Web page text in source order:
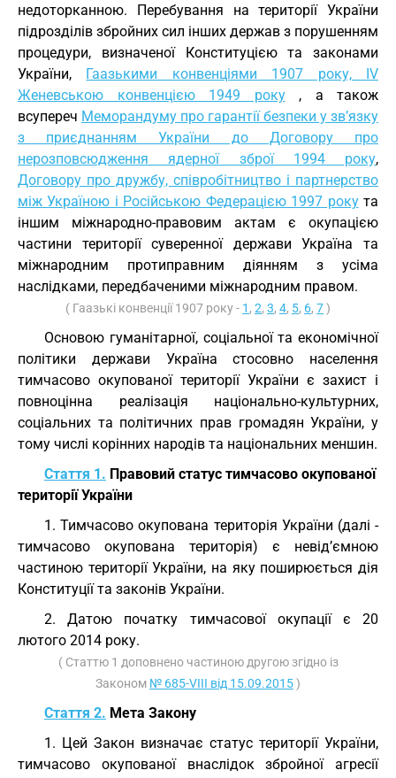
недоторканною. Перебування на території України
підрозділів збройних сил інших держав з порушенням
процедури, визначеної Конституцією та законами
України, Гаазькими конвенціями 1907 року, IV
Женевською конвенцією 1949 року, а також
всупереч Меморандуму про гарантії безпеки у зв’язку
з приєднанням України до Договору про
нерозповсюдження ядерної зброї 1994 року,
Договору про дружбу, співробітництво і партнерство
між Україною і Російською Федерацією 1997 рокута
іншим міжнародно-правовим актам є окупацією
частини території суверенної держави Україна та
міжнародним протиправним діянням з усіма
наслідками, передбаченими міжнародним правом.
( Гаазькі конвенції 1907 року - 1 , 2, 3, 4, 5, 6, 7)
Основою гуманітарної, соціальної та економічної
політики держави Україна стосовно населення
тимчасово окупованої території України є захист і
повноцінна реалізація національно-культурних,
соціальних та політичних прав громадян України, у
тому числі корінних народів та національних меншин.
Стаття 1. Правовий статус тимчасово окупованої
території України
1. Тимчасово окупована територія України (далі -
тимчасово окупована територія) є невід’ємною
частиною території України, на яку поширюється дія
Конституції та законів України.
2. Датою початку тимчасової окупації є 20
лютого 2014 року.
( Статтю 1 доповнено частиною другою згідно із
Законом № 685-VIII від 15.09.2015)
Стаття 2. Мета Закону
1. Цей Закон визначає статус території України,
тимчасово окупованої внаслідок збройної агресії